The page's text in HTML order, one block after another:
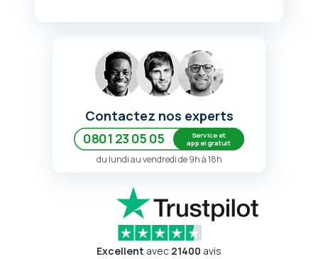
Contactez nos experts
0801 23 05 05
Service et
appel gratuit
du lundi au vendredi de 9h à 18h
Excellent avec 21400 avis